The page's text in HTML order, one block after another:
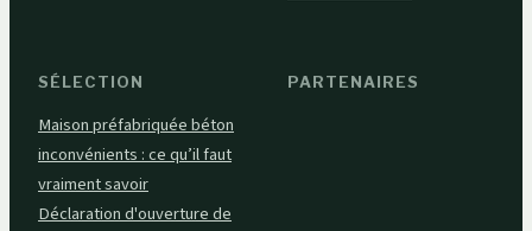
SÉLECTION
Maison préfabriquée béton
inconvénients : ce qu’il faut
vraiment savoir
Déclaration d'ouverture de
PARTENAIRES